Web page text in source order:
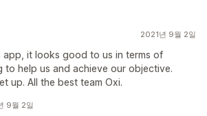
2021년 9월 2일
app, it looks good to us in terms of
to help us and achieve our objective.
up. All the best team Oxi.
9월 2일